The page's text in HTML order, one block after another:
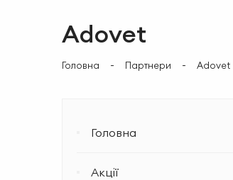
Adovet
Головна Партнери Adovet
Головна
Акції